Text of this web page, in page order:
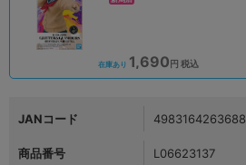
在庫あり 1,690 円 税込
JANコード 4983164263688
商品番号 L06623137